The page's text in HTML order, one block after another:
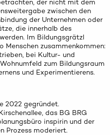
der nicht mit dem
zwischen den
der Unternehmen oder
die innerhalb des
Im Bildungsgrätzl
Menschen zusammenkommen:
bei Kultur- und
zum Bildungsraum
und Experimentierens.
2022 gegründet.
das BG BRG
inspirin und der
Prozess moderiert.